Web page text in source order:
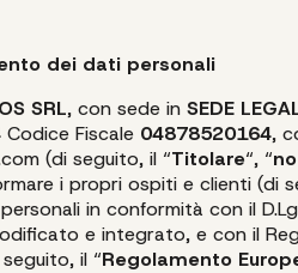
dei dati personali
SRL, con sede in SEDE
Codice Fiscale 04878520164,
(di seguito, il “Titolare“, “
i propri ospiti e clienti (di
in conformità con il
e integrato, e con il
il “Regolamento